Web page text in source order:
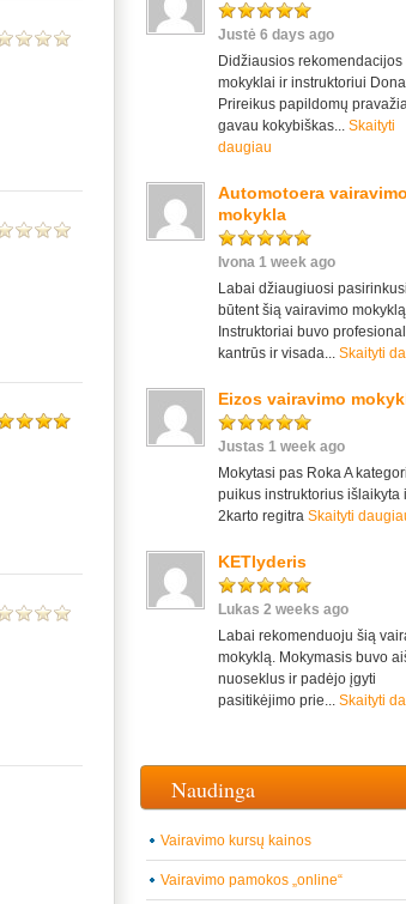
Justė 6 days ago
Didžiausios rekomendacijos
mokyklai ir instruktoriui
Prireikus papildomų
gavau kokybiškas... Skaityti
daugiau
Automotoera vairavimo
mokykla
Ivona 1 week ago
Labai džiaugiuosi pasirinkusi
būtent šią vairavimo
Instruktoriai buvo
kantrūs ir visada... Skaityti
Eizos vairavimo
Justas 1 week ago
Mokytasi pas Roka A
puikus instruktorius išlaikyta
2karto regitra Skaityti
KETlyderis
Lukas 2 weeks ago
Labai rekomenduoju šią
mokyklą. Mokymasis buvo
nuoseklus ir padėjo įgyti
pasitikėjimo prie... Skaityti
Naudinga
Vairavimo kursų kainos
Vairavimo pamokos „online“